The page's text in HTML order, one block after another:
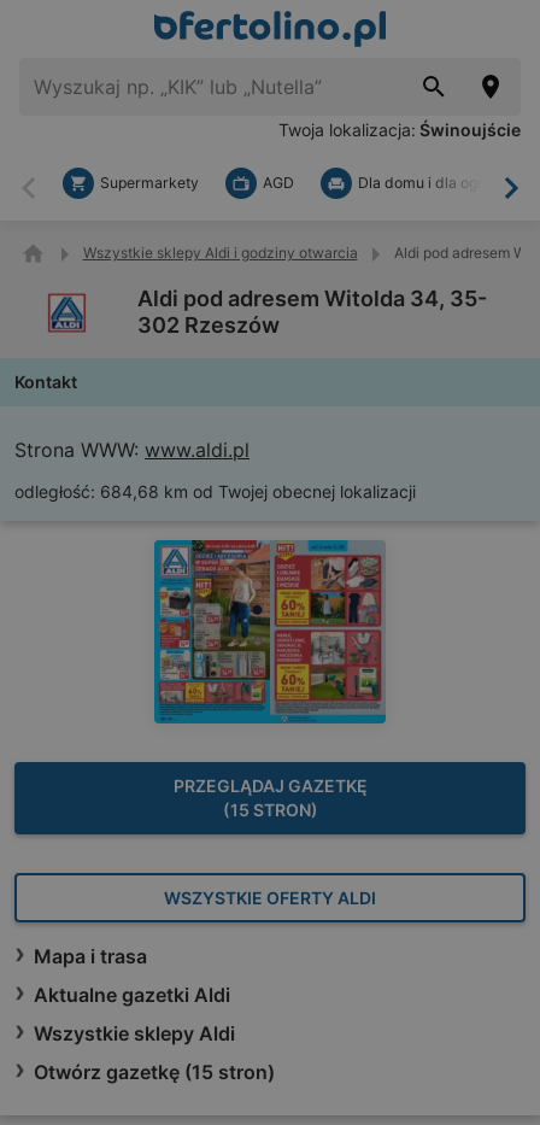
Twoja lokalizacja: Świnoujście
Wstecz
Supermarkety AGD Dla domu i dla ogrodu
Wszystkie sklepy Aldi i godziny otwarcia Aldi pod adresem
Aldi pod adresem Witolda 34, 35-
302 Rzeszów
Kontakt
Strona WWW: www.aldi.pl
odległość: 684,68 km od Twojej obecnej lokalizacji
PRZEGLĄDAJ GAZETKĘ
(15 STRON)
WSZYSTKIE OFERTY ALDI
Mapa i trasa
Aktualne gazetki Aldi
Wszystkie sklepy Aldi
Otwórz gazetkę (15 stron)